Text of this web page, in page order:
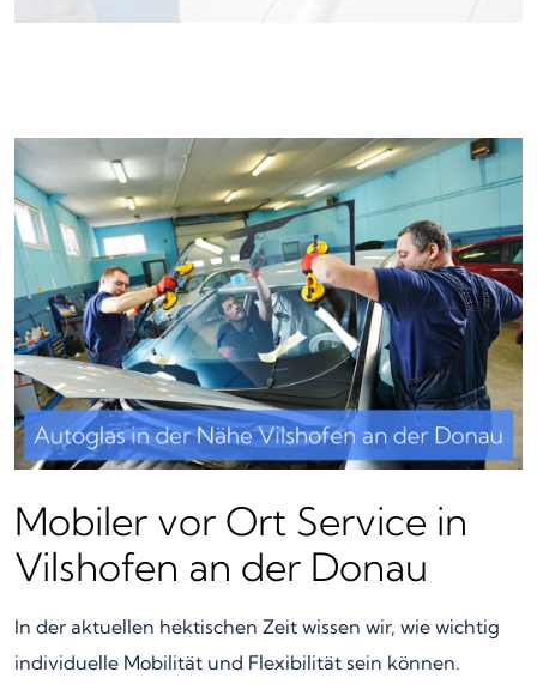
Mobiler vor Ort Service in
Vilshofen an der Donau
In der aktuellen hektischen Zeit wissen wir, wie wichtig
individuelle Mobilität und Flexibilität sein können.